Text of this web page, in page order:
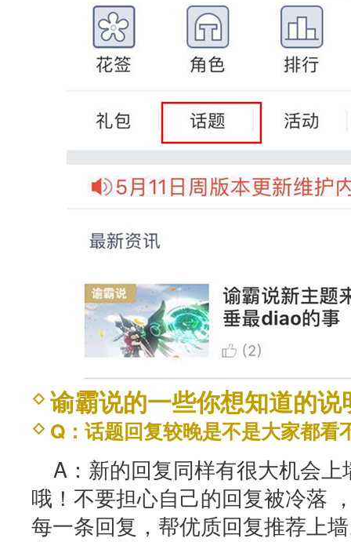
谕霸说的一些你想知道的说
Q：话题回复较晚是不是大家都看
A：新的回复同样有很大机会
哦！不要担心自己的回复被冷落
每一条回复，帮优质回复推荐上